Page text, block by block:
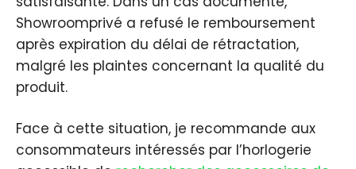
Showroomprivé a refusé le remboursement
après expiration du délai de rétractation,
malgré les plaintes concernant la qualité du
produit.
Face à cette situation, je recommande aux
consommateurs intéressés par l’horlogerie